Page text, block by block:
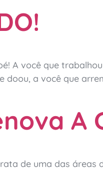
A você que
a você que
A
de uma das áreas